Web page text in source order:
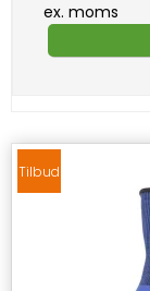
ex. moms
Tilbud